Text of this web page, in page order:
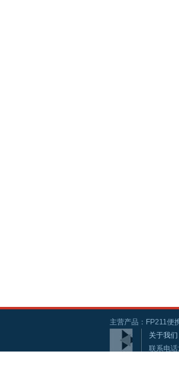
主营产品：FP211便
关于我们
联系电